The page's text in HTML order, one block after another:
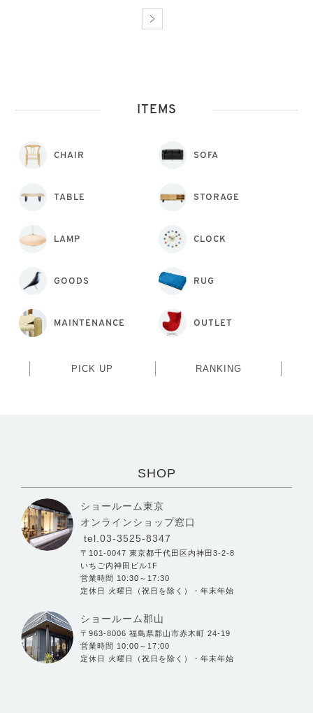
ITEMS
CHAIR SOFA
TABLE STORAGE
LAMP CLOCK
GOODS RUG
MAINTENANCE OUTLET
PICK UP RANKING
SHOP
ショールーム東京
オンラインショップ窓口
tel.03-3525-8347
〒101-0047 東京都千代田区内神田3-2-8
いちご内神田ビル1F
営業時間 10:30～17:30
定休日 火曜日（祝日を除く）・年末年始
ショールーム郡山
〒963-8006 福島県郡山市赤木町 24-19
営業時間 10:00～17:00
定休日 火曜日（祝日を除く）・年末年始